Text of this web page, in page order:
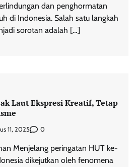
dan penghormatan
di Indonesia. Salah satu langkah
sorotan adalah […]
Laut Ekspresi Kreatif, Tetap
11, 2025 0
Menjelang peringatan HUT ke-
dikejutkan oleh fenomena